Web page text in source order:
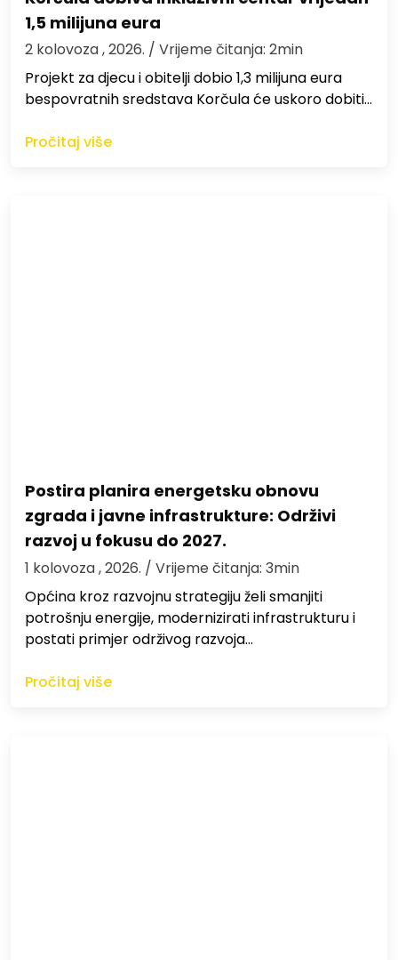
1,5 milijuna eura
2 kolovoza , 2026. / Vrijeme čitanja: 2min
Projekt za djecu i obitelji dobio 1,3 milijuna eura
bespovratnih sredstava Korčula će uskoro dobiti…
Pročitaj više
Postira planira energetsku obnovu
zgrada i javne infrastrukture: Održivi
razvoj u fokusu do 2027.
1 kolovoza , 2026. / Vrijeme čitanja: 3min
Općina kroz razvojnu strategiju želi smanjiti
potrošnju energije, modernizirati infrastrukturu i
postati primjer održivog razvoja…
Pročitaj više